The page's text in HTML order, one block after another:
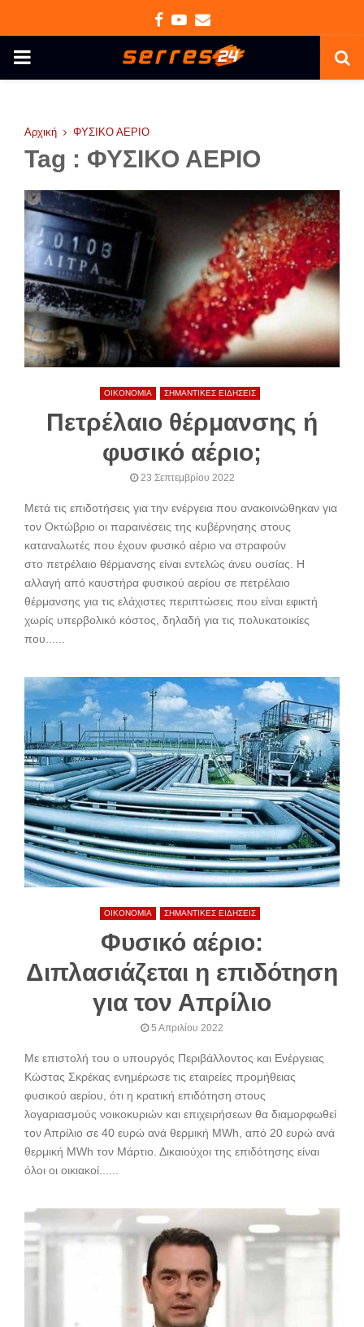
Facebook
Youtube
Email
PRIMARY
Αρχική ΦΥΣΙΚΟ ΑΕΡΙΟ
Tag : ΦΥΣΙΚΟ ΑΕΡΙΟ
ΟΙΚΟΝΟΜΙΑ ΣΗΜΑΝΤΙΚΕΣ ΕΙΔΗΣΕΙΣ
Πετρέλαιο θέρμανσης ή
φυσικό αέριο;
23 Σεπτεμβρίου 2022
Μετά τις επιδοτήσεις για την ενέργεια που ανακοινώθηκαν για
τον Οκτώβριο οι παραινέσεις της κυβέρνησης στους
καταναλωτές που έχουν φυσικό αέριο να στραφούν
στο πετρέλαιο θέρμανσης είναι εντελώς άνευ ουσίας. Η
αλλαγή από καυστήρα φυσικού αερίου σε πετρέλαιο
θέρμανσης για τις ελάχιστες περιπτώσεις που είναι εφικτή
χωρίς υπερβολικό κόστος, δηλαδή για τις πολυκατοικίες
που......
ΟΙΚΟΝΟΜΙΑ ΣΗΜΑΝΤΙΚΕΣ ΕΙΔΗΣΕΙΣ
Φυσικό αέριο:
Διπλασιάζεται η επιδότηση
για τον Απρίλιο
5 Απριλίου 2022
Με επιστολή του ο υπουργός Περιβάλλοντος και Ενέργειας
Κώστας Σκρέκας ενημέρωσε τις εταιρείες προμήθειας
φυσικού αερίου, ότι η κρατική επιδότηση στους
λογαριασμούς νοικοκυριών και επιχειρήσεων θα διαμορφωθεί
τον Απρίλιο σε 40 ευρώ ανά θερμική MWh, από 20 ευρώ ανά
θερμική MWh τον Μάρτιο. Δικαιούχοι της επιδότησης είναι
όλοι οι οικιακοί......